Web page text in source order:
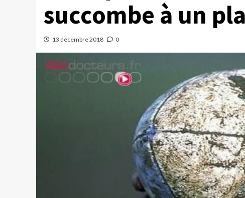
succombe à un
13 décembre 2018 0